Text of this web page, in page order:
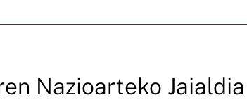
Nazioarteko Jaialdia